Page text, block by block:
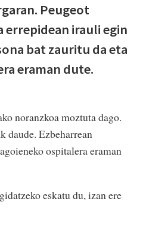
Peugeot
irauli egin
bat zauritu da eta
eraman dute.
noranzkoa moztuta dago.
daude. Ezbeharrean
ospitalera eraman
eskatu du, izan ere